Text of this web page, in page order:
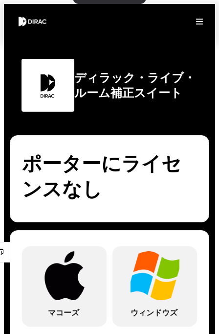
ディラック・ライブ・
ルーム補正スイート
ポーターにライセ
ンスなし
マコーズ ウィンドウズ